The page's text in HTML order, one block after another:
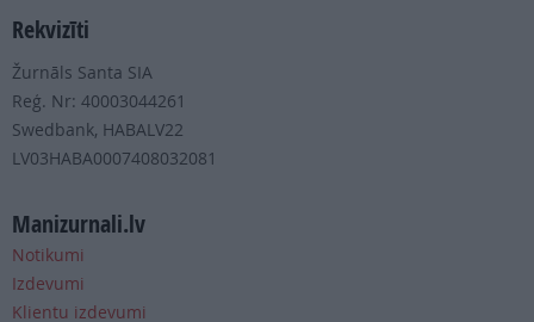
Rekvizīti
Žurnāls Santa SIA
Reģ. Nr: 40003044261
Swedbank, HABALV22
LV03HABA0007408032081
Manizurnali.lv
Notikumi
Izdevumi
Klientu izdevumi